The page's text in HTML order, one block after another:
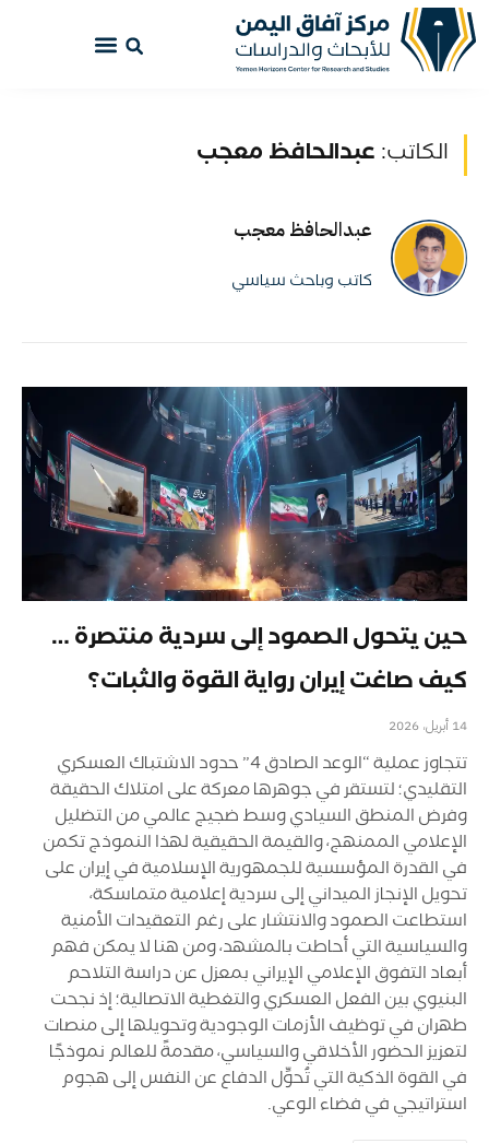
الكاتب:عبدالحافظ معجب
عبدالحافظ معجب
كاتب وباحث سياسي
حين يتحول الصمود إلى سردية منتصرة …
كيف صاغت إيران رواية القوة والثبات؟
14 أبريل، 2026
تتجاوز عملية “الوعد الصادق 4” حدود الاشتباك العسكري
التقليدي؛ لتستقر في جوهرها معركة على امتلاك الحقيقة
وفرض المنطق السيادي وسط ضجيج عالمي من التضليل
الإعلامي الممنهج، والقيمة الحقيقية لهذا النموذج تكمن
في القدرة المؤسسية للجمهورية الإسلامية في إيران على
تحويل الإنجاز الميداني إلى سردية إعلامية متماسكة،
استطاعت الصمود والانتشار على رغم التعقيدات الأمنية
والسياسية التي أحاطت بالمشهد، ومن هنا لا يمكن فهم
أبعاد التفوق الإعلامي الإيراني بمعزل عن دراسة التلاحم
البنيوي بين الفعل العسكري والتغطية الاتصالية؛ إذ نجحت
طهران في توظيف الأزمات الوجودية وتحويلها إلى منصات
لتعزيز الحضور الأخلاقي والسياسي، مقدمةً للعالم نموذجًا
في القوة الذكية التي تُحوِّل الدفاع عن النفس إلى هجوم
استراتيجي في فضاء الوعي.